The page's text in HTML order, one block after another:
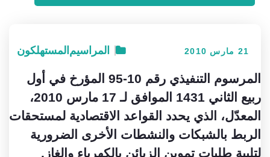
21 مارس 2010 المراسيم المستهلكون
المرسوم التنفيذي رقم 10-95 المؤرخ في أول
ربيع الثاني 1431 الموافق لـ 17 مارس 2010،
المعدّل، الذي يحدد القواعد الاقتصادية لمستحقات
الربط بالشبكات والنشطات الأخرى الضرورية
لتلبية طلبات تموين الزبائن بالكهرباء والغاز.